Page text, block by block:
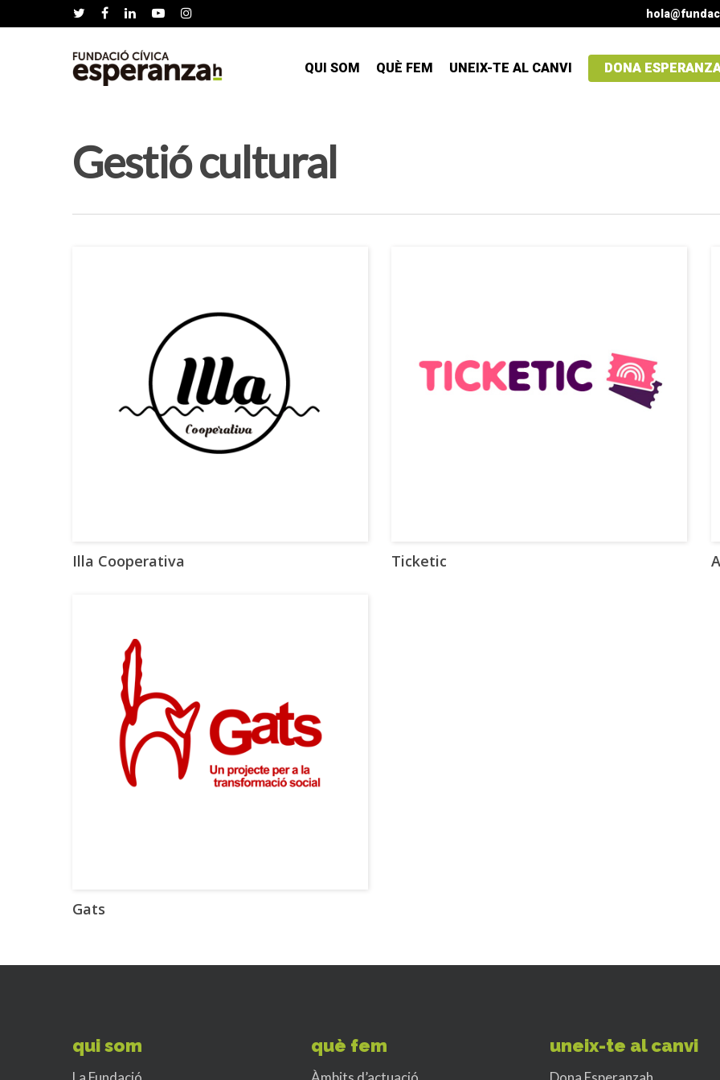
QUI SOM QUÈ FEM UNEIX-TE AL CANVI DONA
Gestió cultural
Illa Cooperativa Ticketic
Gats
qui som què fem uneix-te al canvi